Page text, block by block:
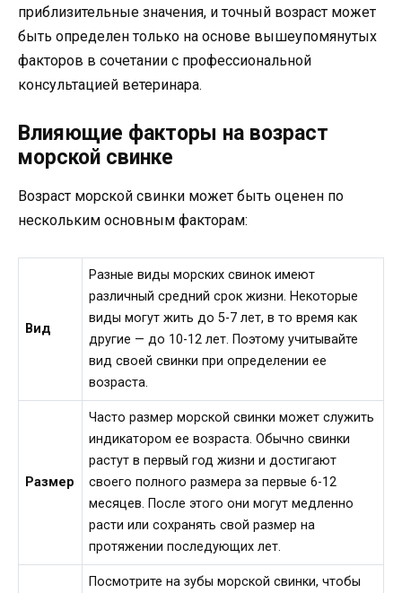
приблизительные значения, и точный возраст может
быть определен только на основе вышеупомянутых
факторов в сочетании с профессиональной
консультацией ветеринара.
Влияющие факторы на возраст
морской свинке
Возраст морской свинки может быть оценен по
нескольким основным факторам:
Вид
Разные виды морских свинок имеют
различный средний срок жизни. Некоторые
виды могут жить до 5-7 лет, в то время как
другие — до 10-12 лет. Поэтому учитывайте
вид своей свинки при определении ее
возраста.
Размер
Часто размер морской свинки может служить
индикатором ее возраста. Обычно свинки
растут в первый год жизни и достигают
своего полного размера за первые 6-12
месяцев. После этого они могут медленно
расти или сохранять свой размер на
протяжении последующих лет.
Посмотрите на зубы морской свинки, чтобы